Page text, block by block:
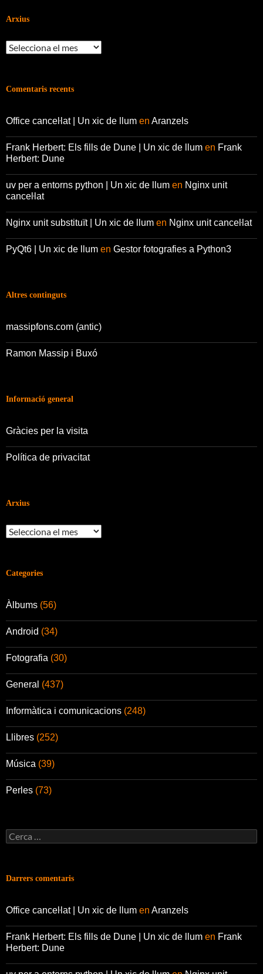
Arxius
Arxius
Comentaris recents
Office canceŀlat | Un xic de llum en Aranzels
Frank Herbert: Els fills de Dune | Un xic de llum en Frank
Herbert: Dune
uv per a entorns python | Un xic de llum en Nginx unit
canceŀlat
Nginx unit substituït | Un xic de llum en Nginx unit canceŀlat
PyQt6 | Un xic de llum en Gestor fotografies a Python3
Altres continguts
massipfons.com (antic)
Ramon Massip i Buxó
Informació general
Gràcies per la visita
Política de privacitat
Arxius
Arxius
Categories
Àlbums (56)
Android (34)
Fotografia (30)
General (437)
Informàtica i comunicacions (248)
Llibres (252)
Música (39)
Perles (73)
Cerca:
Darrers comentaris
Office canceŀlat | Un xic de llum en Aranzels
Frank Herbert: Els fills de Dune | Un xic de llum en Frank
Herbert: Dune